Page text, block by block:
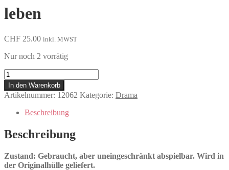
leben
CHF 25.00 inkl. MWST
Nur noch 2 vorrätig
Ikiru
-
Einmal
wirklich
leben
Menge
In den Warenkorb
Artikelnummer: 12062 Kategorie: Drama
Beschreibung
Beschreibung
Zustand: Gebraucht, aber uneingeschränkt abspielbar. Wird in
der Originalhülle geliefert.